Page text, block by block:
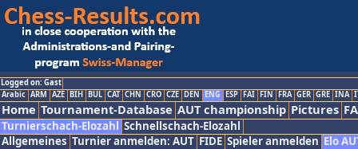
Logged on: Gast
Arabic ARM AZE BIH BUL CAT CHN CRO CZE DEN ENG ESP FAI FIN FRA GER GRE INA
Home Tournament-Database AUT championship Pictures
Turnierschach-Elozahl Schnellschach-Elozahl
Allgemeines Turnier anmelden: AUT FIDE Spieler anmelden Elo